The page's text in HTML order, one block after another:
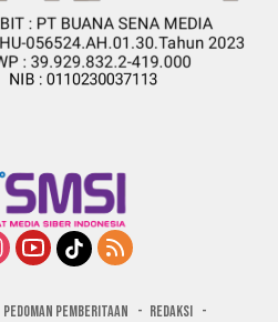
PEDOMAN PEMBERITAAN REDAKSI